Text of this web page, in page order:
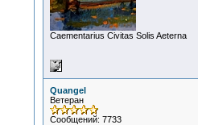
Сaementarius Civitas Solis Aeterna
Quangel
Ветеран
Сообщений: 7733